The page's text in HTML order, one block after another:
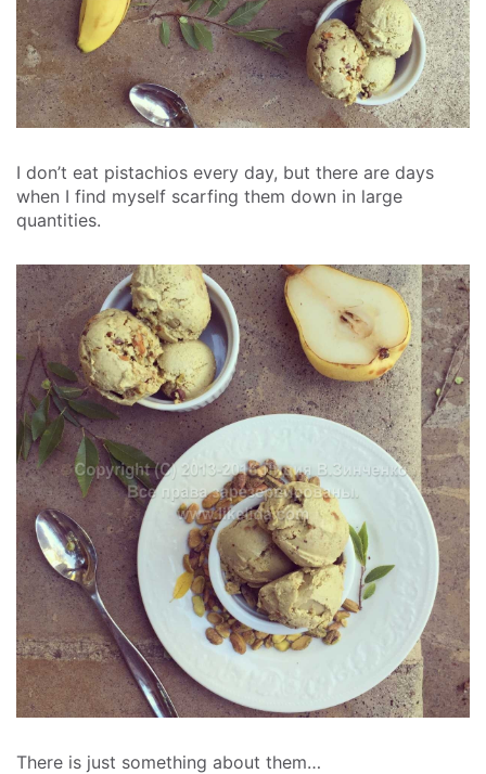
I don’t eat pistachios every day, but there are days
when I find myself scarfing them down in large
quantities.
There is just something about them…